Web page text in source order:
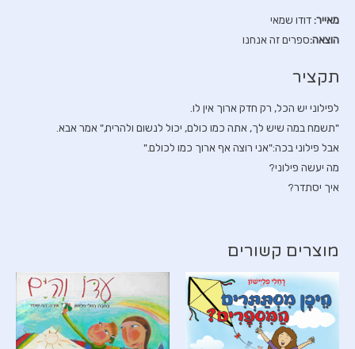
מאייר:דודו שמאי
הוצאה:ספרים זה אנחנו
תקציר
לפילוני יש הכל, רק חדק ארוך אין לו.
"תשמח במה שיש לך, אתה כמו כולם, יכול לנשום ולהריח," אמר אבא.
אבל פילוני בכה:"אני רוצה אף ארוך כמו לכולם."
מה יעשה פילוני?
איך יסתדר?
מוצרים קשורים